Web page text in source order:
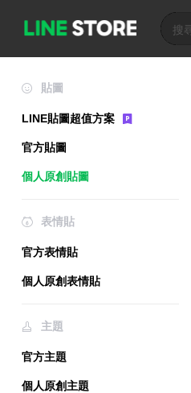
貼圖
LINE貼圖超值方案
官方貼圖
個人原創貼圖
表情貼
官方表情貼
個人原創表情貼
主題
官方主題
個人原創主題